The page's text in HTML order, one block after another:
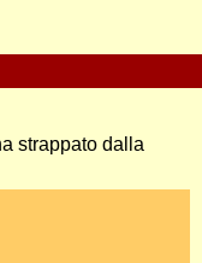
strappato dalla